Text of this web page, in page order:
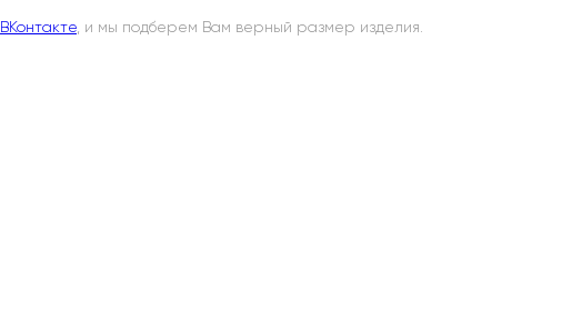
ВКонтакте, и мы подберем Вам верный размер изделия.